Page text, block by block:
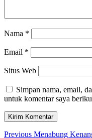
Nama *
Email *
Situs Web
Simpan nama, email,
untuk komentar saya
Previous Previous
Menabung